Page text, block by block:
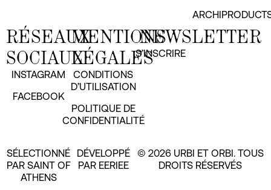
NEWSLETTER
S’INSCRIRE
MENTIONS
LÉGALES
CONDITIONS
D’UTILISATION
POLITIQUE DE
CONFIDENTIALITÉ
RÉSEAUX
SOCIAUX
INSTAGRAM
FACEBOOK
© 2026 URBI ET ORBI. TOUS
DROITS RÉSERVÉS
SÉLECTIONNÉ
PAR SAINT OF
ATHENS
DÉVELOPPÉ
PAR EERIEE